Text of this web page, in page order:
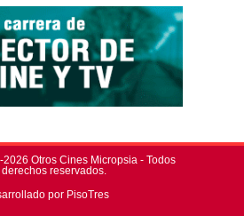
Otros Cines Micropsia - Todos
reservados.
por PisoTres